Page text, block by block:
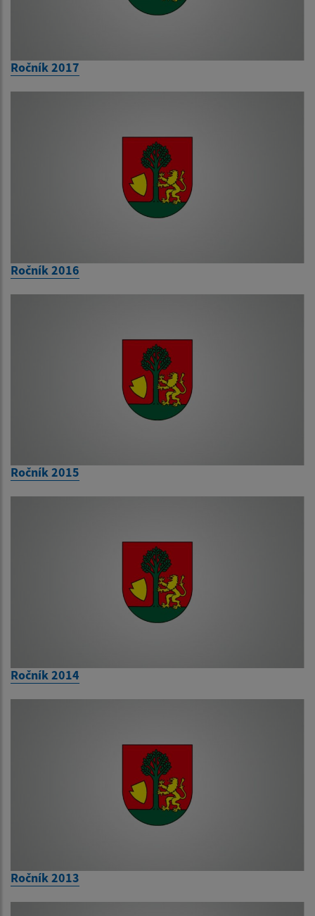
Ročník 2017
Ročník 2016
Ročník 2015
Ročník 2014
Ročník 2013